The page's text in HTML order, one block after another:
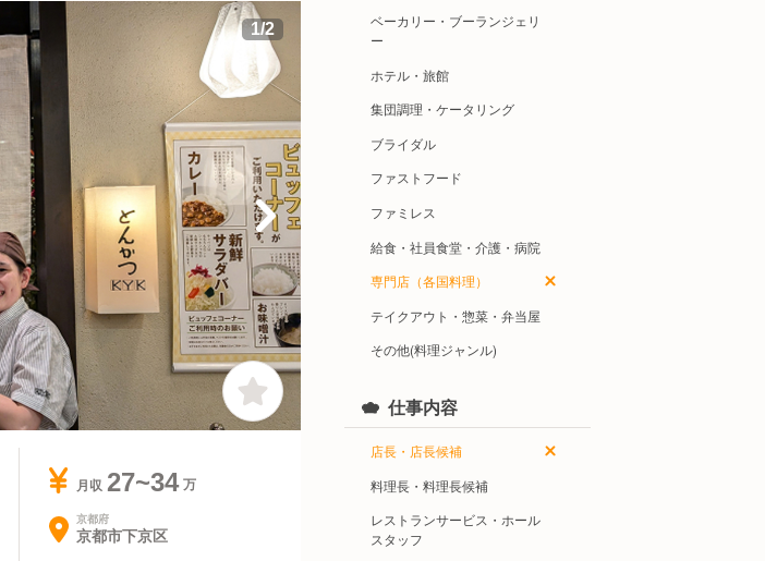
1/2
月収 27~34
京都府
京都市下京区
ベーカリー・ブーランジェリ
ー
ホテル・旅館
集団調理・ケータリング
ブライダル
ファストフード
ファミレス
給食・社員食堂・介護・病院
専門店（各国料理）
テイクアウト・惣菜・弁当屋
その他(料理ジャンル)
仕事内容
店長・店長候補
料理長・料理長候補
レストランサービス・ホール
スタッフ